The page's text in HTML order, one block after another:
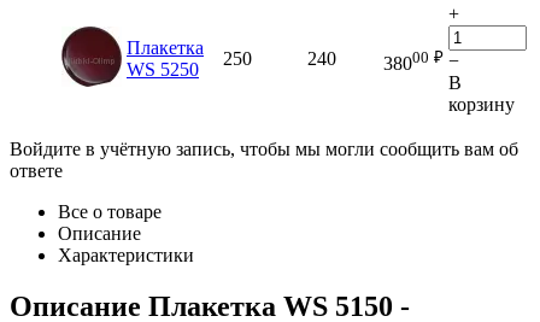
Плакетка
WS 5250
250 240 38000 ₽
+
−
В
корзину
Войдите в учётную запись, чтобы мы могли сообщить вам об
ответе
Все о товаре
Описание
Характеристики
Описание Плакетка WS 5150 -